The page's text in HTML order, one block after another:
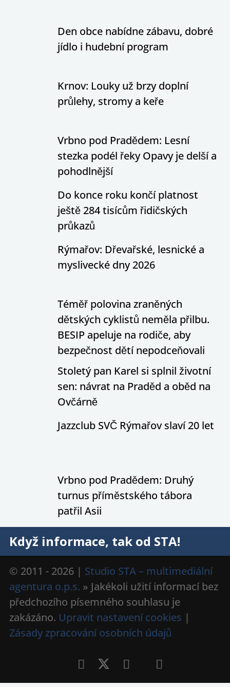
Den obce nabídne zábavu, dobré
jídlo i hudební program
Krnov: Louky už brzy doplní
průlehy, stromy a keře
Vrbno pod Pradědem: Lesní
stezka podél řeky Opavy je delší a
pohodlnější
Do konce roku končí platnost
ještě 284 tisícům řidičských
průkazů
Rýmařov: Dřevařské, lesnické a
myslivecké dny 2026
Téměř polovina zraněných
dětských cyklistů neměla přilbu.
BESIP apeluje na rodiče, aby
bezpečnost dětí nepodceňovali
Stoletý pan Karel si splnil životní
sen: návrat na Praděd a oběd na
Ovčárně
Jazzclub SVČ Rýmařov slaví 20 let
Vrbno pod Pradědem: Druhý
turnus příměstského tábora
patřil Asii
Když informace, tak od STA!
© 2011 - 2026 | Studio STA – multimediální
agentura o.p.s. » Jakékoli užití informací bez
předchozího písemného souhlasu je
zakázáno. Upravit nastavení cookies |
Zásady zpracování osobních údajů